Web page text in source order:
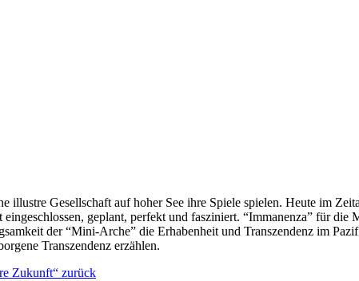
Gesellschaft auf hoher See ihre Spiele spielen. Heute im
geplant, perfekt und fasziniert. “Immanenza” für
der “Mini-Arche” die Erhabenheit und Transzendenz im
Transzendenz erzählen.
Zukunft“ zurück